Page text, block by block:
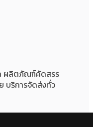
ผลิตภัณฑ์คัดสรร
บริการจัดส่งทั่ว